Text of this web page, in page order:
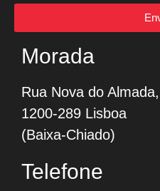
Morada
Rua Nova do
1200-289 Lisboa
(Baixa-Chiado)
Telefone